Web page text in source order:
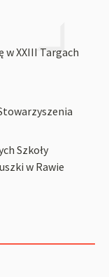
XXIII Targach
Szkoły
w Rawie